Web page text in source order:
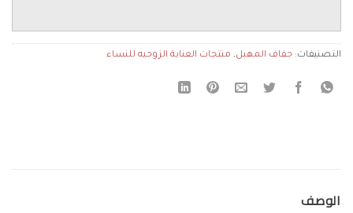
التصنيفات: جفاف المهبل, منتجات العناية الزوجيه للنساء
الوصف